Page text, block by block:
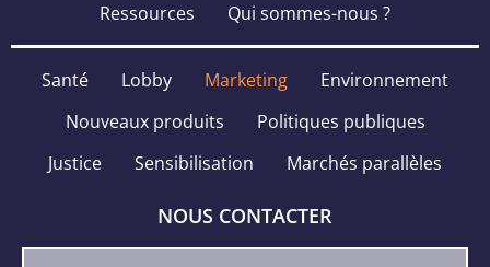
Ressources
Qui sommes-nous ?
Santé Lobby Marketing
Environnement
Nouveaux produits
Politiques publiques
Justice
Sensibilisation Marchés parallèles
NOUS CONTACTER